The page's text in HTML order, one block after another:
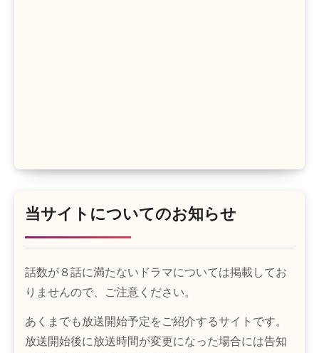
当サイトについてのお知らせ
話数が８話に満たないドラマについては掲載してお
りませんので、ご注意ください。
あくまでも放送開始予定をご紹介するサイトです。
放送開始後に放送時間が変更になった場合には告知